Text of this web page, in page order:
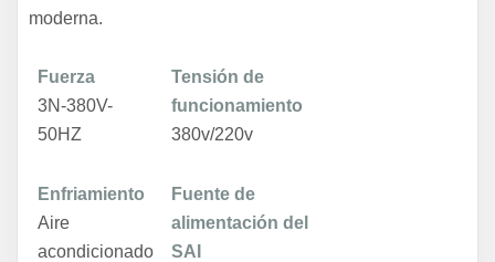
moderna.
Fuerza
3N-380V-
50HZ
Tensión de
funcionamiento
380v/220v
Enfriamiento
Aire
acondicionado
Fuente de
alimentación del
SAI